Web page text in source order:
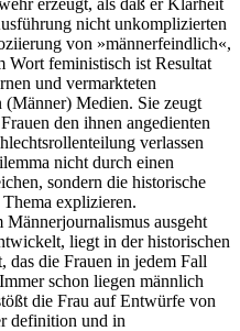
nicht unkomplizierten
von »männerfeindlich«,
Wort feministisch ist Resultat
und vermarkteten
(Männer) Medien. Sie zeugt
den ihnen angedienten
verlassen
nicht durch einen
sondern die historische
explizieren.
ausgeht
liegt in der historischen
das die Frauen in jedem Fall
schon liegen männlich
die Frau auf Entwürfe von
definition und in